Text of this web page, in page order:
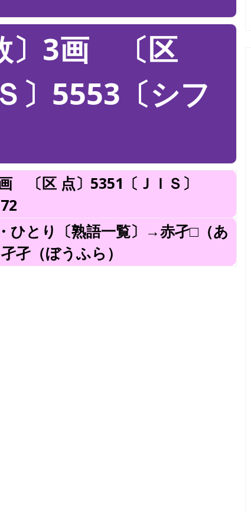
〕3画 〔区
〕5553〔シフ
〔区 点〕5351〔ＪＩＳ〕
ひとり〔熟語一覧〕→赤孑□（あ
孑（ぼうふら）